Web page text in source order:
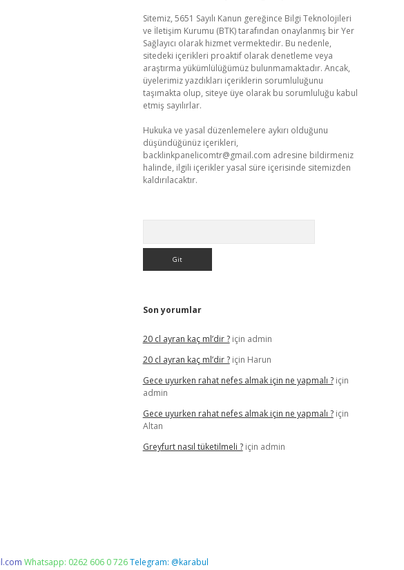
Sitemiz, 5651 Sayılı Kanun gereğince Bilgi Teknolojileri
ve İletişim Kurumu (BTK) tarafından onaylanmış bir Yer
Sağlayıcı olarak hizmet vermektedir. Bu nedenle,
sitedeki içerikleri proaktif olarak denetleme veya
araştırma yükümlülüğümüz bulunmamaktadır. Ancak,
üyelerimiz yazdıkları içeriklerin sorumluluğunu
taşımakta olup, siteye üye olarak bu sorumluluğu kabul
etmiş sayılırlar.
Hukuka ve yasal düzenlemelere aykırı olduğunu
düşündüğünüz içerikleri,
backlinkpanelicomtr@gmail.com adresine bildirmeniz
halinde, ilgili içerikler yasal süre içerisinde sitemizden
kaldırılacaktır.
Son yorumlar
20 cl ayran kaç ml’dir ?için admin
20 cl ayran kaç ml’dir ?için Harun
Gece uyurken rahat nefes almak için ne yapmalı ?için
admin
Gece uyurken rahat nefes almak için ne yapmalı ?için
Altan
Greyfurt nasıl tüketilmeli ?için admin
Whatsapp: 0262 606 0 726Telegram: @karabul